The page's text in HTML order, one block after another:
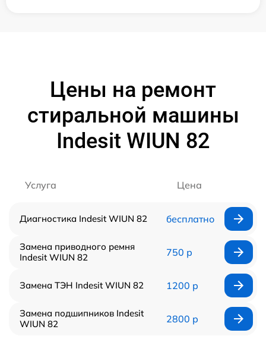
Цены на ремонт
стиральной машины
Indesit WIUN 82
Услуга Цена
Диагностика Indesit WIUN 82 бесплатно
Замена приводного ремня
Indesit WIUN 82
750 р
Замена ТЭН Indesit WIUN 82 1200 р
Замена подшипников Indesit
WIUN 82
2800 р